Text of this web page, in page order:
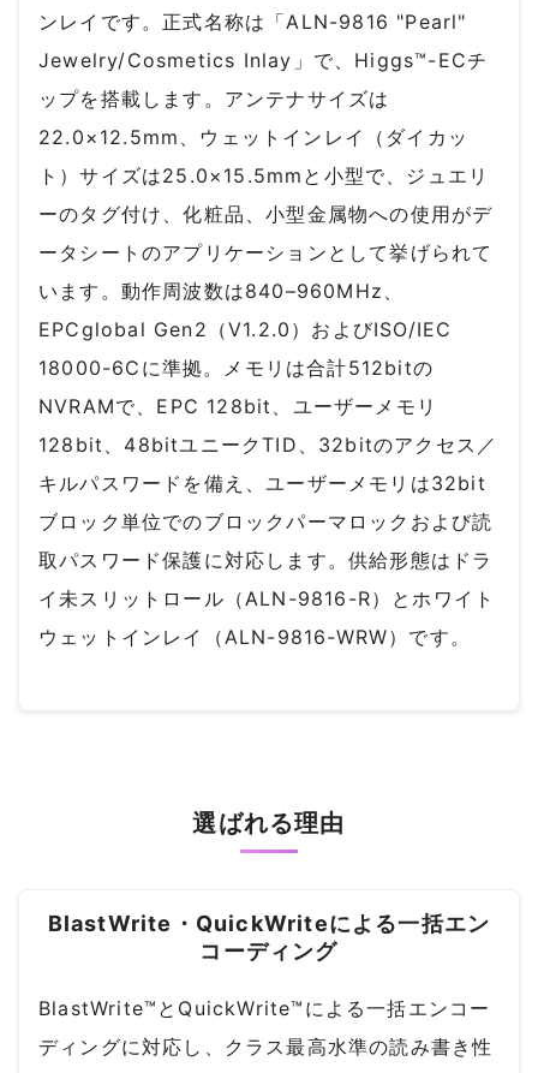
ンレイです。正式名称は「ALN-9816 "Pearl"
Jewelry/Cosmetics Inlay」で、Higgs™-ECチ
ップを搭載します。アンテナサイズは
22.0×12.5mm、ウェットインレイ（ダイカッ
ト）サイズは25.0×15.5mmと小型で、ジュエリ
ーのタグ付け、化粧品、小型金属物への使用がデ
ータシートのアプリケーションとして挙げられて
います。動作周波数は840–960MHz、
EPCglobal Gen2（V1.2.0）およびISO/IEC
18000-6Cに準拠。メモリは合計512bitの
NVRAMで、EPC 128bit、ユーザーメモリ
128bit、48bitユニークTID、32bitのアクセス／
キルパスワードを備え、ユーザーメモリは32bit
ブロック単位でのブロックパーマロックおよび読
取パスワード保護に対応します。供給形態はドラ
イ未スリットロール（ALN-9816-R）とホワイト
ウェットインレイ（ALN-9816-WRW）です。
選ばれる理由
BlastWrite・QuickWriteによる一括エン
コーディング
BlastWrite™とQuickWrite™による一括エンコー
ディングに対応し、クラス最高水準の読み書き性